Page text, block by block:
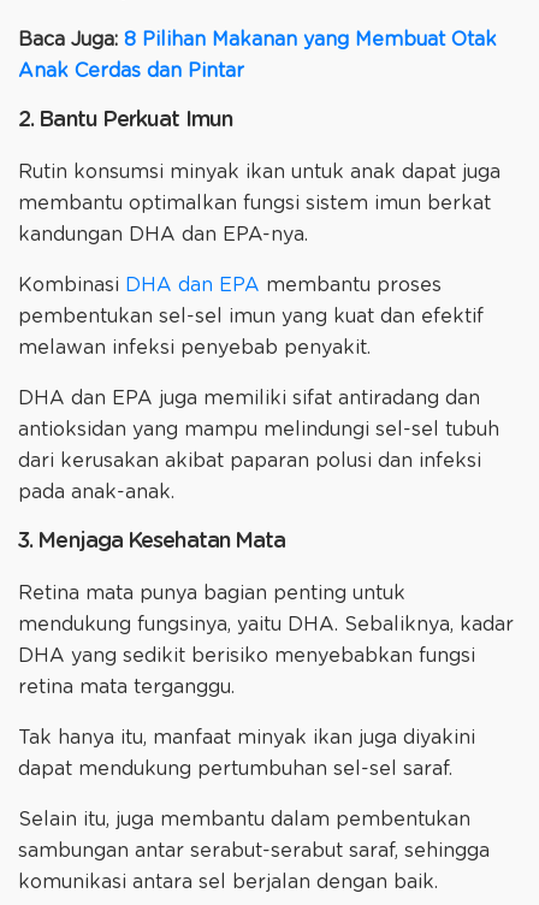
Baca Juga: 8 Pilihan Makanan yang Membuat Otak
Anak Cerdas dan Pintar
2. Bantu Perkuat Imun
Rutin konsumsi minyak ikan untuk anak dapat juga
membantu optimalkan fungsi sistem imun berkat
kandungan DHA dan EPA-nya.
Kombinasi DHA dan EPA membantu proses
pembentukan sel-sel imun yang kuat dan efektif
melawan infeksi penyebab penyakit.
DHA dan EPA juga memiliki sifat antiradang dan
antioksidan yang mampu melindungi sel-sel tubuh
dari kerusakan akibat paparan polusi dan infeksi
pada anak-anak.
3. Menjaga Kesehatan Mata
Retina mata punya bagian penting untuk
mendukung fungsinya, yaitu DHA. Sebaliknya, kadar
DHA yang sedikit berisiko menyebabkan fungsi
retina mata terganggu.
Tak hanya itu, manfaat minyak ikan juga diyakini
dapat mendukung pertumbuhan sel-sel saraf.
Selain itu, juga membantu dalam pembentukan
sambungan antar serabut-serabut saraf, sehingga
komunikasi antara sel berjalan dengan baik.